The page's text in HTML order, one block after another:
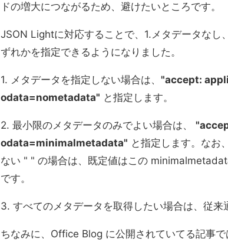
ドの増大につながるため、避けたいところです。
JSON Lightに対応することで、1.メタデータなし
ずれかを指定できるようになりました。
1. メタデータを指定しない場合は、 "accept:
odata=nometadata" と指定します。
2. 最小限のメタデータのみでよい場合は、
odata=minimalmetadata" と指定します。なお
ない " " の場合は、既定値はこの
です。
3. すべてのメタデータを取得したい場合は、従来
ちなみに、Office Blog に公開されていてる記事